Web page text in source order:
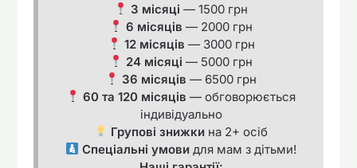
3 місяці — 1500 грн
6 місяців — 2000 грн
12 місяців — 3000 грн
24 місяці — 5000 грн
36 місяців — 6500 грн
60 та 120 місяців — обговорюється
індивідуально
Групові знижки на 2+ осіб
Спеціальні умови для мам з дітьми!